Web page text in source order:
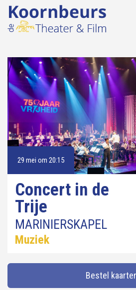
29 mei om 20:15
Concert in de
Trije
MARINIERSKAPEL
Muziek
Bestel